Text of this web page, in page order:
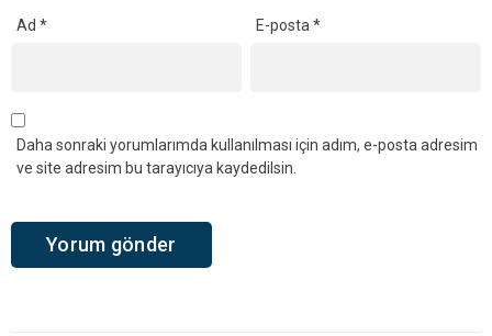
Ad * E-posta*
Daha sonraki yorumlarımda kullanılması için adım, e-posta adresim
ve site adresim bu tarayıcıya kaydedilsin.